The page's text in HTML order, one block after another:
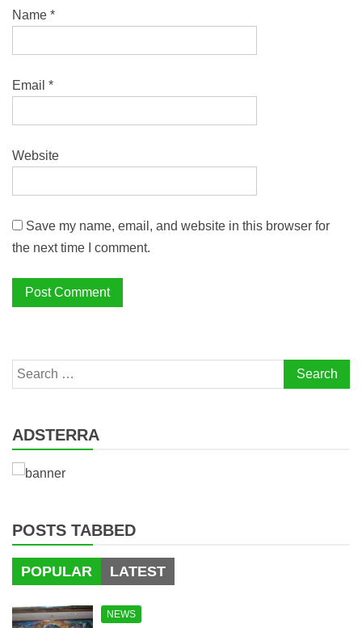
Name *
Email *
Website
Save my name, email, and website in this browser for
the next time I comment.
Search
for:
ADSTERRA
POSTS TABBED
POPULAR LATEST
NEWS